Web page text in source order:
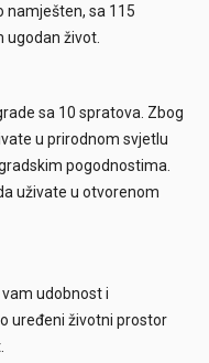
namješten, sa 115
život.
sa 10 spratova. Zbog
u prirodnom svjetlu
pogodnostima.
uživate u otvorenom
udobnost i
uređeni životni prostor